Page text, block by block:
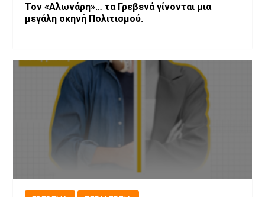
Τον «Αλωνάρη»… τα Γρεβενά γίνονται μια
μεγάλη σκηνή Πολιτισμού.